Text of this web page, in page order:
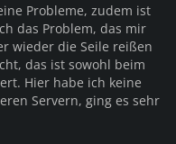
Probleme, zudem ist
das Problem, das mir
wieder die Seile reißen
das ist sowohl beim
Hier habe ich keine
Servern, ging es sehr